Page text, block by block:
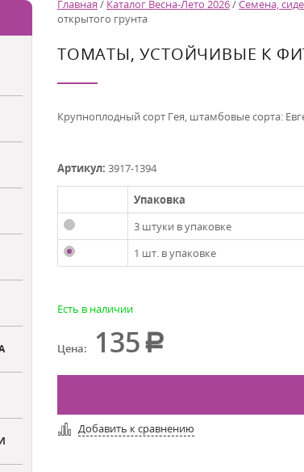
Главная / Каталог Весна-Лето 2026/Семена,
открытого грунта
ТОМАТЫ, УСТОЙЧИВЫЕ К
Крупноплодный сорт Гея, штамбовые сорта:
Артикул: 3917-1394
Упаковка
3 штуки в упаковке
1 шт. в упаковке
Есть в наличии
Цена: 135
Добавить к сравнению